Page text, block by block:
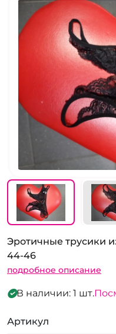
Эротичные трусики
44-46
подробное описание
В наличии: 1 шт.
Артикул